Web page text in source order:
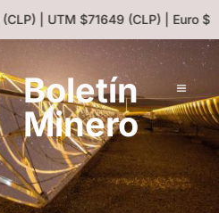
(CLP) | Euro $1053.08
Boletín
Minero